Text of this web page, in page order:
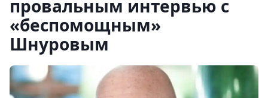
провальным интервью с
«беспомощным»
Шнуровым